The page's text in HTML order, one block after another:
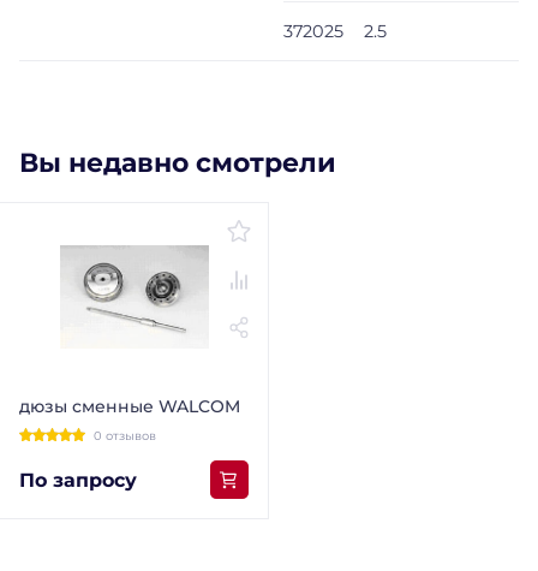
372025 2.5
Вы недавно смотрели
дюзы сменные WALCOM
0 отзывов
По запросу